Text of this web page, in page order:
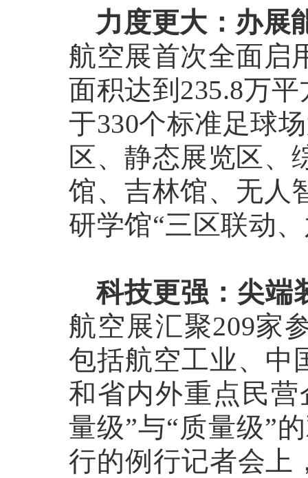
力度更大：办展
航空展首次全面启
面积达到 235.8万
于330个标准足球
区、静态展览区、
馆、吉林馆、无人
研学馆“三区联动
科技更强：尖端
航空展汇聚209家
包括航空工业、中
和省内外重点民
量级”与“质量级”
行的例行记者会上